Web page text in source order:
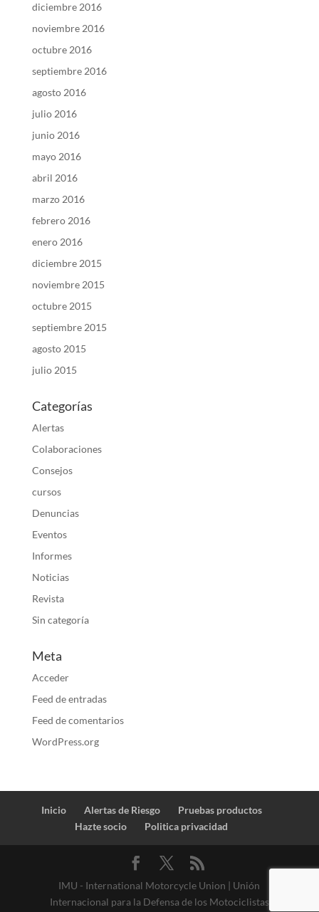
diciembre 2016
noviembre 2016
octubre 2016
septiembre 2016
agosto 2016
julio 2016
junio 2016
mayo 2016
abril 2016
marzo 2016
febrero 2016
enero 2016
diciembre 2015
noviembre 2015
octubre 2015
septiembre 2015
agosto 2015
julio 2015
Categorías
Alertas
Colaboraciones
Consejos
cursos
Denuncias
Eventos
Informes
Noticias
Revista
Sin categoría
Meta
Acceder
Feed de entradas
Feed de comentarios
WordPress.org
Inicio Alertas de Riesgo
Pruebas productos
Hazte socio
Politica privacidad
IMU - International Motorcycle Union | Unión
Internacional para la Defensa de los Motociclistas